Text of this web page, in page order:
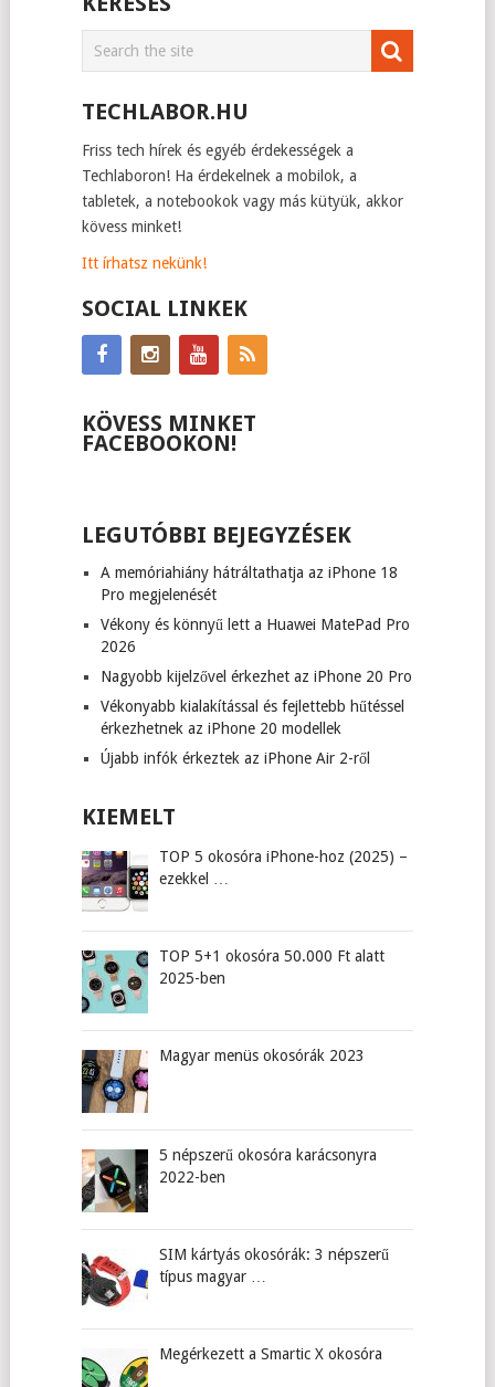
TECHLABOR.HU
Friss tech hírek és egyéb érdekességek a
Techlaboron! Ha érdekelnek a mobilok, a
tabletek, a notebookok vagy más kütyük, akkor
kövess minket!
Itt írhatsz nekünk!
SOCIAL LINKEK
KÖVESS MINKET
FACEBOOKON!
LEGUTÓBBI BEJEGYZÉSEK
A memóriahiány hátráltathatja az iPhone 18
Pro megjelenését
Vékony és könnyű lett a Huawei MatePad Pro
2026
Nagyobb kijelzővel érkezhet az iPhone 20 Pro
Vékonyabb kialakítással és fejlettebb hűtéssel
érkezhetnek az iPhone 20 modellek
Újabb infók érkeztek az iPhone Air 2-ről
KIEMELT
TOP 5 okosóra iPhone-hoz (2025) –
ezekkel …
TOP 5+1 okosóra 50.000 Ft alatt
2025-ben
Magyar menüs okosórák 2023
5 népszerű okosóra karácsonyra
2022-ben
SIM kártyás okosórák: 3 népszerű
típus magyar …
Megérkezett a Smartic X okosóra